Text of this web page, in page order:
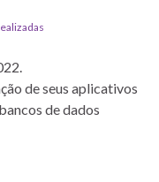
de seus aplicativos
de dados